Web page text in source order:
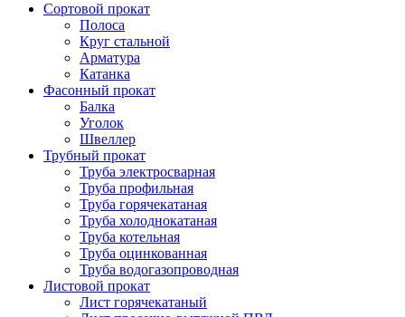
Сортовой прокат
Полоса
Круг стальной
Арматура
Катанка
Фасонный прокат
Балка
Уголок
Швеллер
Трубный прокат
Труба электросварная
Труба профильная
Труба горячекатаная
Труба холоднокатаная
Труба котельная
Труба оцинкованная
Труба водогазопроводная
Листовой прокат
Лист горячекатаный